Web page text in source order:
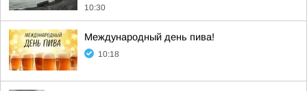
10:30
Международный день пива!
10:18